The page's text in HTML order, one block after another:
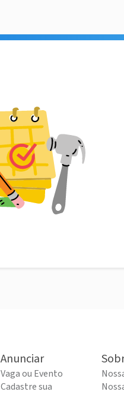
Anunciar
Vaga ou Evento
Cadastre sua